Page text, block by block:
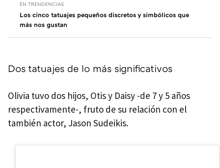
EN TRENDENCIAS
Los cinco tatuajes pequeños discretos y simbólicos que
más nos gustan
Dos tatuajes de lo más significativos
Olivia tuvo dos hijos, Otis y Daisy -de 7 y 5 años
respectivamente-, fruto de su relación con el
también actor, Jason Sudeikis.